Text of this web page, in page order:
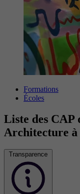
Formations
Écoles
Liste des CAP
Architecture à
Transparence